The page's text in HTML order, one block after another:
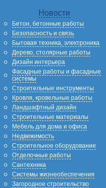
Новости
Бетон, бетонные работы
Безопасность и связь
Бытовая техника, электроника
Дерево, столярные работы
Дизайн интерьера
Фасадные работы и фасадные
системы
Строительные инструменты
Кровля, кровельные работы
Ландшафтный дизайн
Строительные материалы
Мебель для дома и офиса
Недвижимость
Строительное оборудование
Отделочные работы
Сантехника
Системы жизнеобеспечения
Загородное строительство